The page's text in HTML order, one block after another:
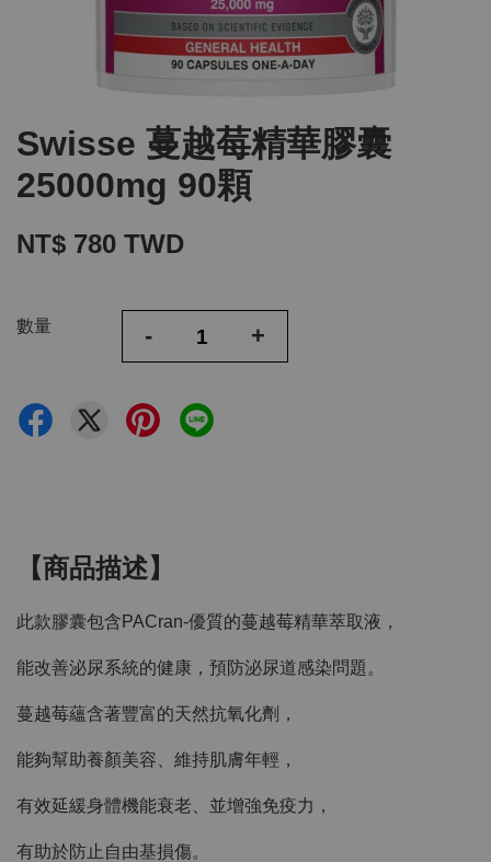
Swisse 蔓越莓精華膠囊
25000mg 90顆
NT$ 780 TWD
數量 - +
【商品描述】
此款膠囊包含PACran-優質的蔓越莓精華萃取液，
能改善泌尿系統的健康，預防泌尿道感染問題。
蔓越莓蘊含著豐富的天然抗氧化劑，
能夠幫助養顏美容、維持肌膚年輕，
有效延緩身體機能衰老、並增強免疫力，
有助於防止自由基損傷。